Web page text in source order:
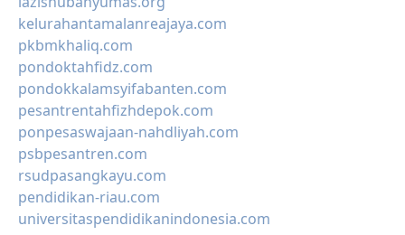
kelurahantamalanreajaya.com
pkbmkhaliq.com
pondoktahfidz.com
pondokkalamsyifabanten.com
pesantrentahfizhdepok.com
ponpesaswajaan-nahdliyah.com
psbpesantren.com
rsudpasangkayu.com
pendidikan-riau.com
universitaspendidikanindonesia.com